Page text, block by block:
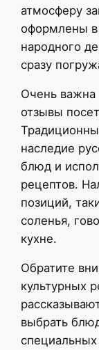
атмосферу
оформлены в
народного
сразу
Очень важна
отзывы
наследие
блюд и
рецептов.
позиций,
соленья,
кухне.
Обратите
культурных
выбрать